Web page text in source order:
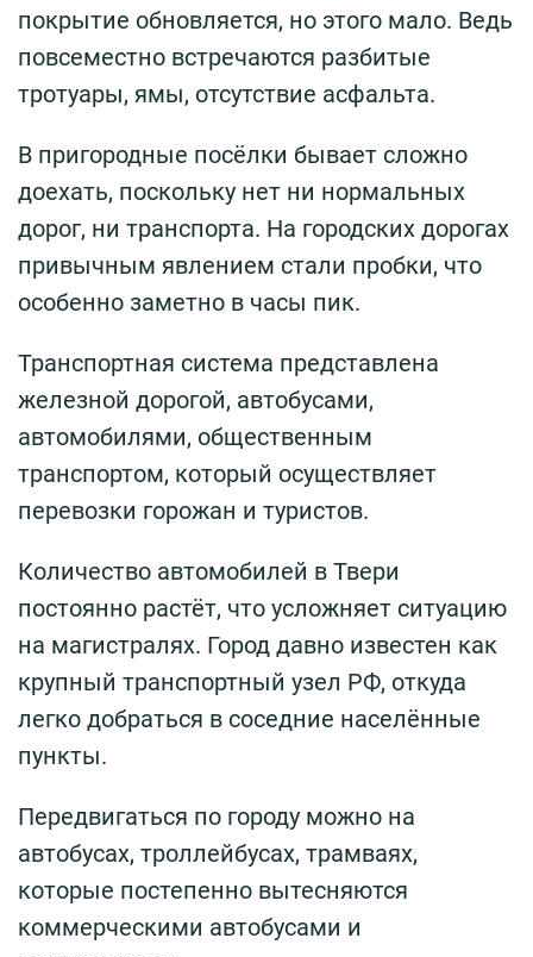
покрытие обновляется, но этого мало. Ведь
повсеместно встречаются разбитые
тротуары, ямы, отсутствие асфальта.
В пригородные посёлки бывает сложно
доехать, поскольку нет ни нормальных
дорог, ни транспорта. На городских дорогах
привычным явлением стали пробки, что
особенно заметно в часы пик.
Транспортная система представлена
железной дорогой, автобусами,
автомобилями, общественным
транспортом, который осуществляет
перевозки горожан и туристов.
Количество автомобилей в Твери
постоянно растёт, что усложняет ситуацию
на магистралях. Город давно известен как
крупный транспортный узел РФ, откуда
легко добраться в соседние населённые
пункты.
Передвигаться по городу можно на
автобусах, троллейбусах, трамваях,
которые постепенно вытесняются
коммерческими автобусами и